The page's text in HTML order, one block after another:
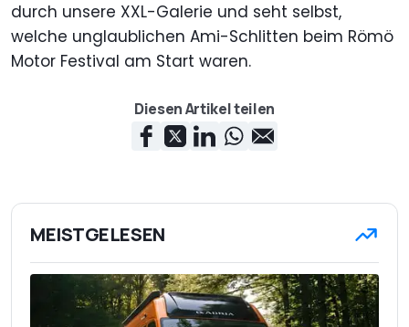
durch unsere XXL-Galerie und seht selbst,
welche unglaublichen Ami-Schlitten beim Römö
Motor Festival am Start waren.
Diesen Artikel teilen
MEISTGELESEN